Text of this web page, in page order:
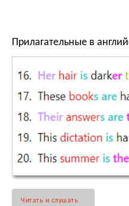
Прилагательные в
Читать и слушать